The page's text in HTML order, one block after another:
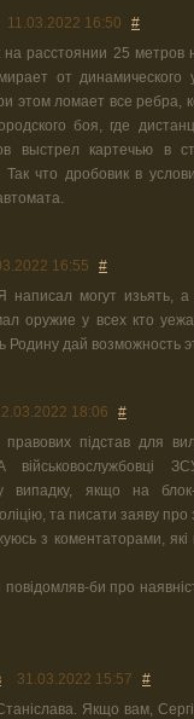
11.03.2022 16:50 #
расстоянии 25 метров
от
этом ломает все ребра,
боя, где
выстрел картечью в
Так что дробовик в
16:55 #
могут изьять, а
оружие у всех кто
дай возможность
18:06 #
підстав для
випадку, якщо на
та писати заяву про
з коментаторами,
би про
31.03.2022 15:57 #
Якщо вам,